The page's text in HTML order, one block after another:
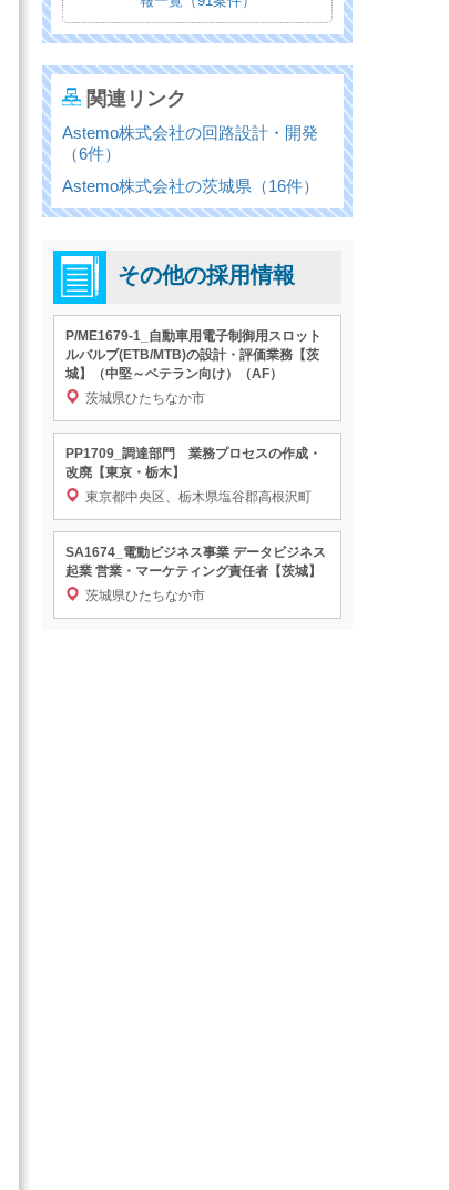
関連リンク
Astemo株式会社の回路設計・開発
（6件）
Astemo株式会社の茨城県（16件）
その他の採用情報
P/ME1679-1_自動車用電子制御用スロット
ルバルブ(ETB/MTB)の設計・評価業務【茨
城】（中堅～ベテラン向け）（AF）
茨城県ひたちなか市
PP1709_調達部門 業務プロセスの作成・
改廃【東京・栃木】
東京都中央区、栃木県塩谷郡高根沢町
SA1674_電動ビジネス事業 データビジネス
起業 営業・マーケティング責任者【茨城】
茨城県ひたちなか市